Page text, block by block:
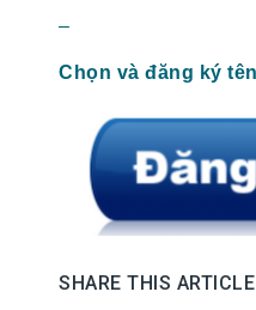
–
Chọn và đăng ký
SHARE THIS ARTICLE